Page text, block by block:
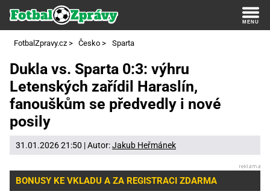
FotbalZpravy.cz > Česko > Sparta
Dukla vs. Sparta 0:3: výhru
Letenských zařídil Haraslín,
fanouškům se předvedly i nové
posily
31.01.2026 21:50 | Autor:Jakub Heřmánek
BONUSY KE VKLADU A ZA REGISTRACI ZDARMA